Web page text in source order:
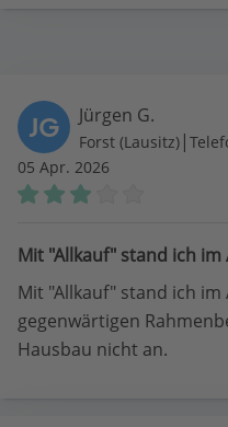
JG Jürgen G.
Forst (Lausitz) |
05 Apr. 2026
Mit "Allkauf" stand ich
Mit "Allkauf" stand ich
gegenwärtigen
Hausbau nicht an.